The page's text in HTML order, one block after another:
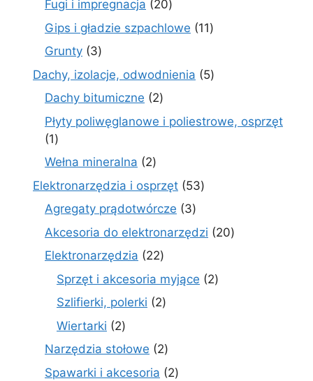
Fugi i impregnacja 2020
produktów
Gips i gładzie szpachlowe 1111
Grunty 33
produkty
Dachy, izolacje, odwodnienia 55
Dachy bitumiczne 22
produkty
Płyty poliwęglanowe i poliestrowe, osprzęt
11
produkt
Wełna mineralna 22
produkty
Elektronarzędzia i osprzęt 5353
Agregaty prądotwórcze 33
produkty
Akcesoria do elektronarzędzi 2020
Elektronarzędzia 2222
produkty
Sprzęt i akcesoria myjące 22
Szlifierki, polerki 22
Wiertarki 22
produkty
Narzędzia stołowe 22
produkty
Spawarki i akcesoria 22